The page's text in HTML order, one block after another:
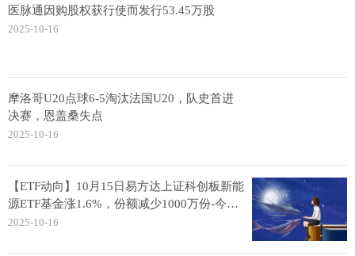
医脉通因购股权获行使而发行53.45万股
2025-10-16
摩洛哥U20点球6-5淘汰法国U20，队史首进
决赛，恩盖桑失点
2025-10-16
【ETF动向】10月15日易方达上证科创板新能
源ETF基金涨1.6%，份额减少1000万份-今日
快看
2025-10-16